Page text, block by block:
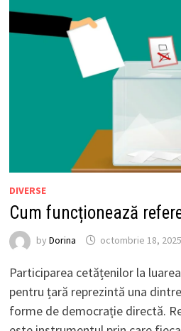
DIVERSE
Cum funcționează
by Dorina octombrie 18, 2025
Participarea cetățenilor la
pentru țară reprezintă una
forme de democrație directă.